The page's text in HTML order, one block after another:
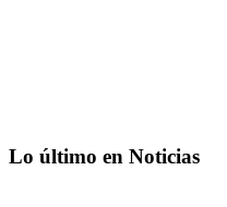
Lo último en Noticias